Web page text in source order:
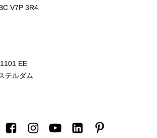
V7P 3R4
EE
テルダム
FacebookInstagram
YoutubeLinkedIn